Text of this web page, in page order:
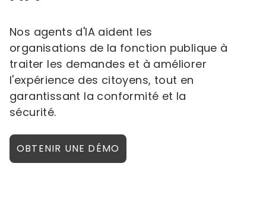
Nos agents d'IA aident les
organisations de la fonction publique à
traiter les demandes et à améliorer
l'expérience des citoyens, tout en
garantissant la conformité et la
sécurité.
OBTENIR UNE DÉMO